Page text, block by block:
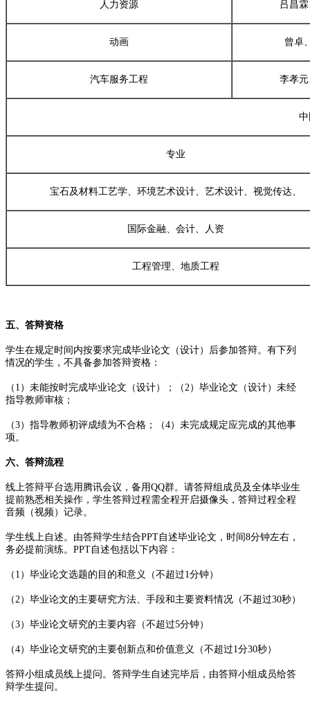
人力资源 吕昌
动画 曾卓
汽车服务工程 李孝
专业
宝石及材料工艺学、环境艺术设计、艺术设计、视觉传达、
国际金融、会计、人资
工程管理、地质工程
五、答辩资格
学生在规定时间内按要求完成毕业论文（设计）后参加答辩。有下列
情况的学生，不具备参加答辩资格：
（1）未能按时完成毕业论文（设计）；（2）毕业论文（设计）未经
指导教师审核；
（3）指导教师初评成绩为不合格；（4）未完成规定应完成的其他事
项。
六、答辩流程
线上答辩平台选用腾讯会议，备用QQ群。请答辩组成员及全体毕业生
提前熟悉相关操作，学生答辩过程需全程开启摄像头，答辩过程全程
音频（视频）记录。
学生线上自述。由答辩学生结合PPT自述毕业论文，时间8分钟左右，
务必提前演练。PPT自述包括以下内容：
（1）毕业论文选题的目的和意义（不超过1分钟）
（2）毕业论文的主要研究方法、手段和主要资料情况（不超过30秒）
（3）毕业论文研究的主要内容（不超过5分钟）
（4）毕业论文研究的主要创新点和价值意义（不超过1分30秒）
答辩小组成员线上提问。答辩学生自述完毕后，由答辩小组成员给答
辩学生提问。